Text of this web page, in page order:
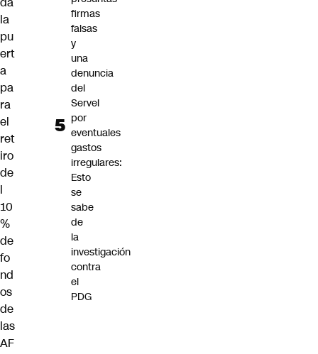
la
pu
ert
a
pa
ra
el
ret
iro
de
l
10
%
de
fo
nd
os
de
las
AF
firmas
falsas
y
una
denuncia
del
Servel
por
eventuales
gastos
irregulares:
Esto
se
sabe
de
la
investigación
contra
el
PDG